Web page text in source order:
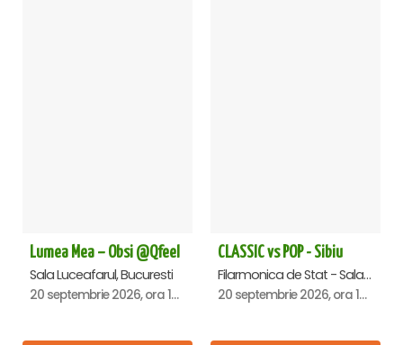
Lumea Mea – Obsi @Qfeel
Sala Luceafarul, Bucuresti
20 septembrie 2026, ora 12:30
CLASSIC vs POP - Sibiu
Filarmonica de Stat - Sala Thalia, Sibiu
20 septembrie 2026, ora 19:00